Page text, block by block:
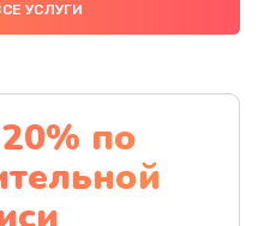
камеры
динамика
УСЛУГИ
по